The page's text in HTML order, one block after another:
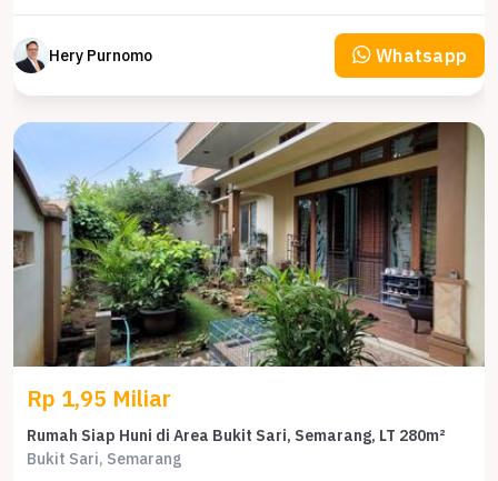
Hery Purnomo Whatsapp
Rp 1,95 Miliar
Rumah Siap Huni di Area Bukit Sari, Semarang, LT 280m²
Bukit Sari, Semarang